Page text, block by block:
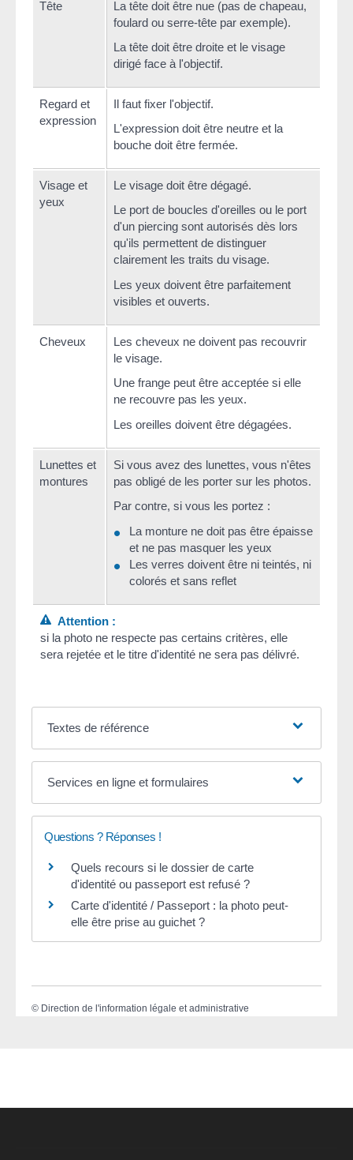
Tête
La tête doit être nue (pas de chapeau,
foulard ou serre-tête par exemple).
La tête doit être droite et le visage
dirigé face à l'objectif.
Regard et
expression
Il faut fixer l'objectif.
L'expression doit être neutre et la
bouche doit être fermée.
Visage et
yeux
Le visage doit être dégagé.
Le port de boucles d'oreilles ou le port
d'un piercing sont autorisés dès lors
qu'ils permettent de distinguer
clairement les traits du visage.
Les yeux doivent être parfaitement
visibles et ouverts.
Cheveux
Les cheveux ne doivent pas recouvrir
le visage.
Une frange peut être acceptée si elle
ne recouvre pas les yeux.
Les oreilles doivent être dégagées.
Lunettes et
montures
Si vous avez des lunettes, vous n'êtes
pas obligé de les porter sur les photos.
Par contre, si vous les portez :
La monture ne doit pas être épaisse
et ne pas masquer les yeux
Les verres doivent être ni teintés, ni
colorés et sans reflet
Attention :
si la photo ne respecte pas certains critères, elle
sera rejetée et le titre d'identité ne sera pas délivré.
Textes de référence
Services en ligne et formulaires
Questions ? Réponses !
Quels recours si le dossier de carte
d'identité ou passeport est refusé ?
Carte d'identité / Passeport : la photo peut-
elle être prise au guichet ?
© Direction de l'information légale et administrative